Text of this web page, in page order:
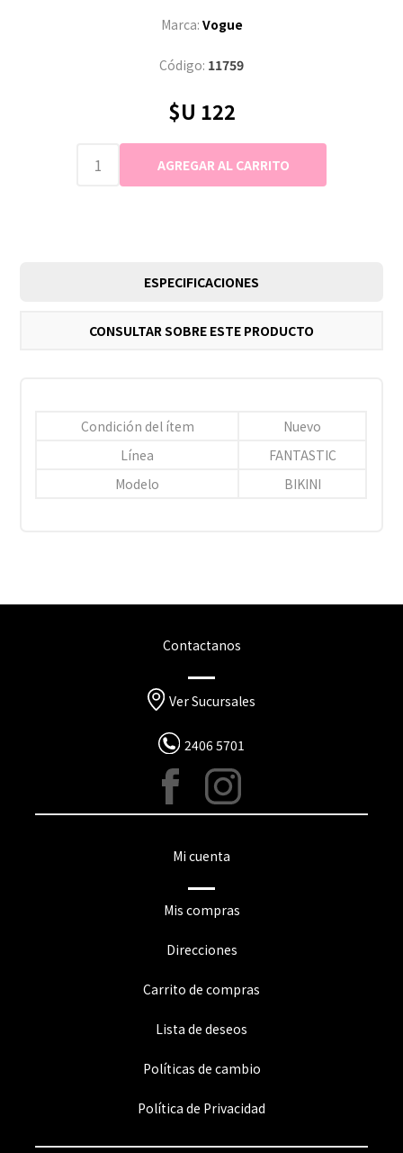
Marca: Vogue
Código: 11759
$U 122
ESPECIFICACIONES
CONSULTAR SOBRE ESTE PRODUCTO
Condición del ítem
Nuevo
Línea
FANTASTIC
Modelo
BIKINI
Contactanos
Ver Sucursales
2406 5701
Mi cuenta
Mis compras
Direcciones
Carrito de compras
Lista de deseos
Políticas de cambio
Política de Privacidad